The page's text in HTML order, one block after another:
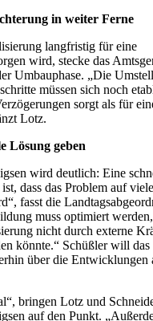
in weiter Ferne
langfristig für eine
wird, stecke das
Umbauphase. „Die
müssen sich noch
sorgt als für
Lotz.
Lösung geben
wird deutlich: Eine
dass das Problem auf
fasst die
muss optimiert
nicht durch externe
könnte.“ Schüßler will das
über die Entwicklungen
bringen Lotz und
auf den Punkt.